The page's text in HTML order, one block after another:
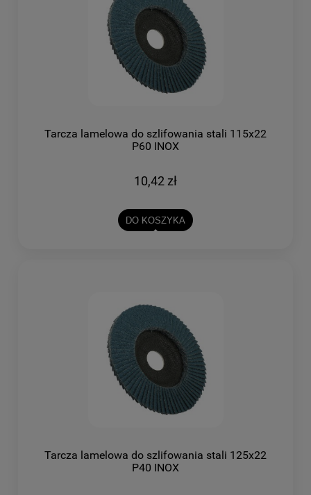
Tarcza lamelowa do szlifowania stali 115x22
P60 INOX
10,42 zł
DO KOSZYKA
Tarcza lamelowa do szlifowania stali 125x22
P40 INOX